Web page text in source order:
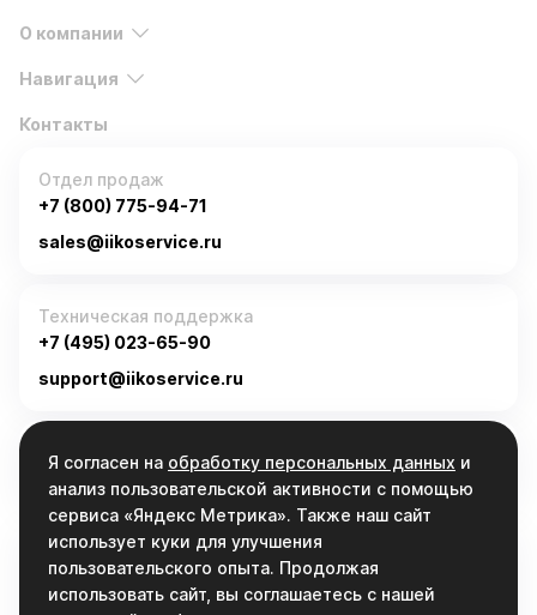
О компании
Навигация
Контакты
Отдел продаж
+7 (800) 775-94-71
sales@iikoservice.ru
Техническая поддержка
+7 (495) 023-65-90
support@iikoservice.ru
График работы
Пн-Пт, 9:00 - 19:00
Связаться
info@iikoservice.ru
Я согласен на обработку персональных данных и
анализ пользовательской активности с помощью
сервиса «Яндекс Метрика». Также наш сайт
использует куки для улучшения
пользовательского опыта. Продолжая
использовать сайт, вы соглашаетесь с нашей